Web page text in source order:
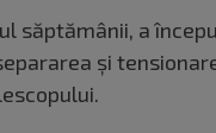
săptămânii, a
și